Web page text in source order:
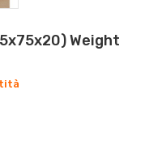
Weight